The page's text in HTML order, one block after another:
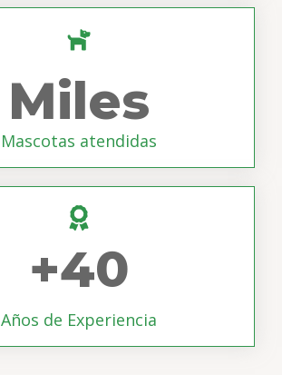
Miles
Mascotas atendidas
+40
Años de Experiencia